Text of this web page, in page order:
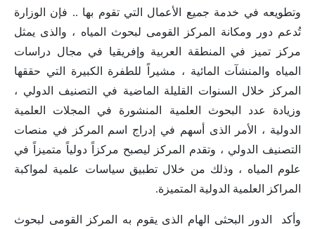
وتطويعه في خدمة جميع الأعمال التي تقوم بها .. فإن الوزارة
تُدعم دور ومكانة المركز القومى لبحوث المياه ، والذى يمثل
مركز تميز في المنطقة العربية وإفريقيا في مجال دراسات
المياه والمنشآت المائية ، مشيراً للطفرة الكبيرة التي حققها
المركز خلال السنوات القليلة الماضية في التصنيف الدولي ،
وزيادة عدد البحوث العلمية المنشورة في المجلات العلمية
الدولية ، الأمر الذى أسهم في إدراج اسم المركز في منصات
التصنيف الدولي ، وتقدم المركز ليصبح مركزاً دولياً متميزاً في
علوم المياه ، وذلك من خلال تطبيق سياسات علمية لمواكبة
المراكز العلمية الدولية المتميزة.
وأكد الدور البحثى الهام الذى يقوم به المركز القومى لبحوث